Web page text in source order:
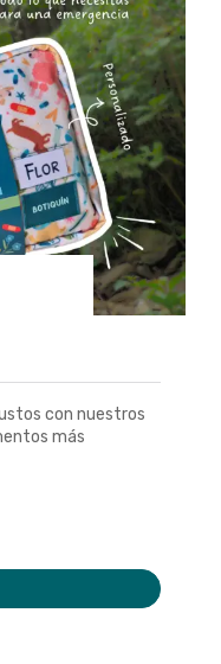
con nuestros
más